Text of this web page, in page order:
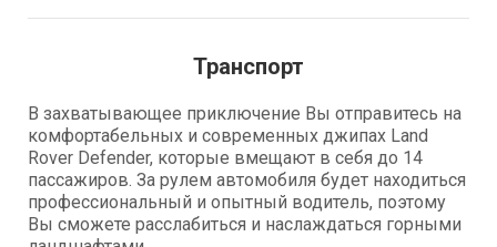
Транспорт
В захватывающее приключение Вы отправитесь на
комфортабельных и современных джипах Land
Rover Defender, которые вмещают в себя до 14
пассажиров. За рулем автомобиля будет находиться
профессиональный и опытный водитель, поэтому
Вы сможете расслабиться и наслаждаться горными